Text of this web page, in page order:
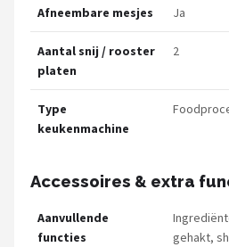
Afneembare mesjes Ja
Aantal snij / rooster
platen
2
Type
keukenmachine
Accessoires & extra
Aanvullende
functies
gehakt,